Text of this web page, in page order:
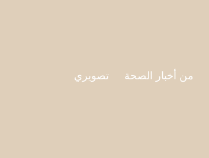
من أخبار الصحة تصويري